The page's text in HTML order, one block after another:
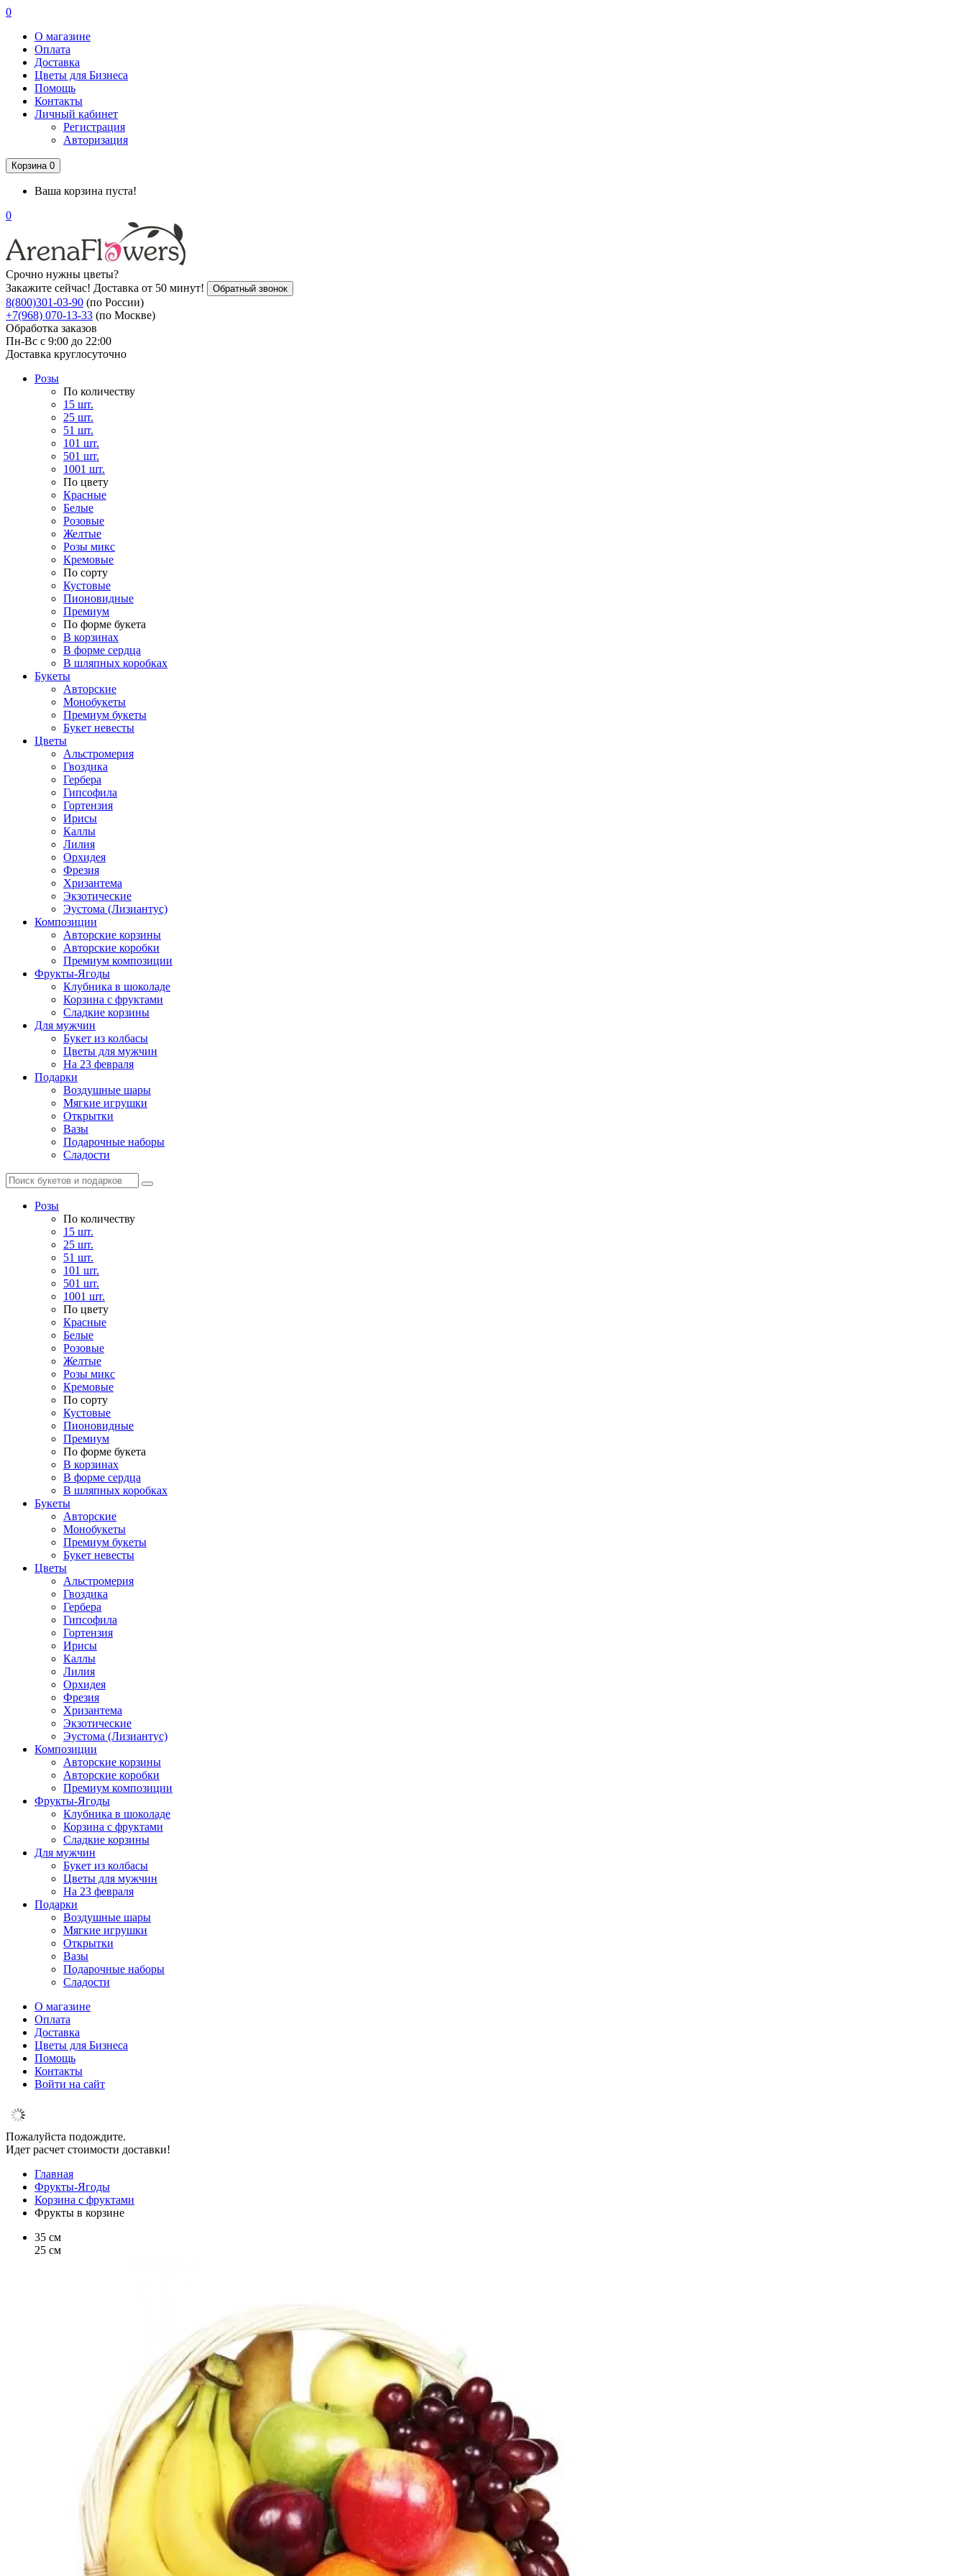
0
О магазине
Оплата
Доставка
Цветы для Бизнеса
Помощь
Контакты
Личный кабинет
Регистрация
Авторизация
Корзина 0
Ваша корзина пуста!
0
Срочно нужны цветы?
Закажите сейчас! Доставка от 50 минут!
Обратный звонок
8(800)301-03-90 (по России)
+7(968) 070-13-33 (по Москве)
Обработка заказов
Пн-Вс с 9:00 до 22:00
Доставка круглосуточно
Розы
По количеству
15 шт.
25 шт.
51 шт.
101 шт.
501 шт.
1001 шт.
По цвету
Красные
Белые
Розовые
Желтые
Розы микс
Кремовые
По сорту
Кустовые
Пионовидные
Премиум
По форме букета
В корзинах
В форме сердца
В шляпных коробках
Букеты
Авторские
Монобукеты
Премиум букеты
Букет невесты
Цветы
Альстромерия
Гвоздика
Гербера
Гипсофила
Гортензия
Ирисы
Каллы
Лилия
Орхидея
Фрезия
Хризантема
Экзотические
Эустома (Лизиантус)
Композиции
Авторские корзины
Авторские коробки
Премиум композиции
Фрукты-Ягоды
Клубника в шоколаде
Корзина с фруктами
Сладкие корзины
Для мужчин
Букет из колбасы
Цветы для мужчин
На 23 февраля
Подарки
Воздушные шары
Мягкие игрушки
Открытки
Вазы
Подарочные наборы
Сладости
Розы
По количеству
15 шт.
25 шт.
51 шт.
101 шт.
501 шт.
1001 шт.
По цвету
Красные
Белые
Розовые
Желтые
Розы микс
Кремовые
По сорту
Кустовые
Пионовидные
Премиум
По форме букета
В корзинах
В форме сердца
В шляпных коробках
Букеты
Авторские
Монобукеты
Премиум букеты
Букет невесты
Цветы
Альстромерия
Гвоздика
Гербера
Гипсофила
Гортензия
Ирисы
Каллы
Лилия
Орхидея
Фрезия
Хризантема
Экзотические
Эустома (Лизиантус)
Композиции
Авторские корзины
Авторские коробки
Премиум композиции
Фрукты-Ягоды
Клубника в шоколаде
Корзина с фруктами
Сладкие корзины
Для мужчин
Букет из колбасы
Цветы для мужчин
На 23 февраля
Подарки
Воздушные шары
Мягкие игрушки
Открытки
Вазы
Подарочные наборы
Сладости
О магазине
Оплата
Доставка
Цветы для Бизнеса
Помощь
Контакты
Войти на сайт
Пожалуйста подождите.
Идет расчет стоимости доставки!
Главная
Фрукты-Ягоды
Корзина с фруктами
Фрукты в корзине
35 см
25 см